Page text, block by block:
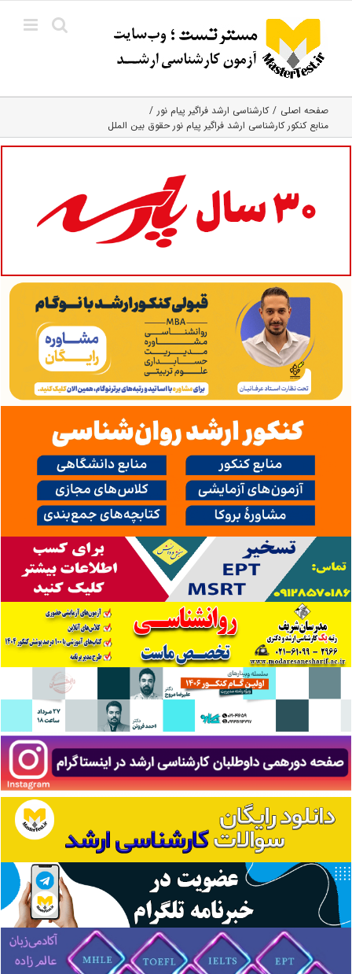
content
صفحه اصلی
کارشناسی ارشد فراگیر پیام نور
منابع کنکور کارشناسی ارشد فراگیر پیام نور حقوق بین الملل